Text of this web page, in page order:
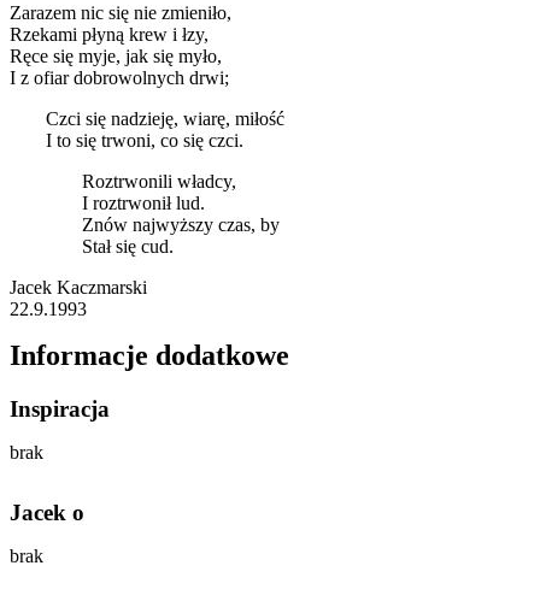
Zarazem nic się nie zmieniło,
Rzekami płyną krew i łzy,
Ręce się myje, jak się myło,
I z ofiar dobrowolnych drwi;
Czci się nadzieję, wiarę, miłość
I to się trwoni, co się czci.
Roztrwonili władcy,
I roztrwonił lud.
Znów najwyższy czas, by
Stał się cud.
Jacek Kaczmarski
22.9.1993
Informacje dodatkowe
Inspiracja
brak
Jacek o
brak